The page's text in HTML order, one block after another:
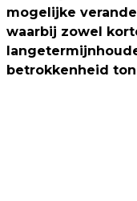
mogelijke
waarbij zowel
betrokkenheid